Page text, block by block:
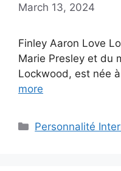
March 13, 2024
Finley Aaron Love
Marie Presley et du
Lockwood, est née
more
Categories
Personnalité